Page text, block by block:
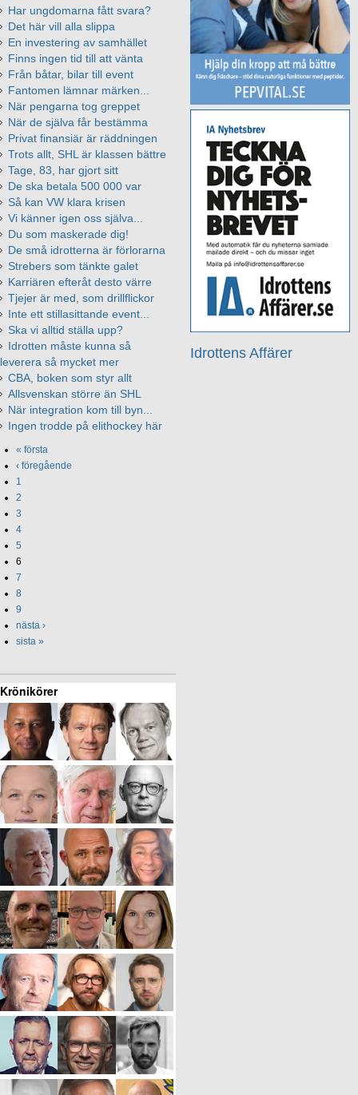
Idrottens Affärer
Har ungdomarna fått svara?
Det här vill alla slippa
En investering av samhället
Finns ingen tid till att vänta
Från båtar, bilar till event
Fantomen lämnar märken...
När pengarna tog greppet
När de själva får bestämma
Privat finansiär är räddningen
Trots allt, SHL är klassen bättre
Tage, 83, har gjort sitt
De ska betala 500 000 var
Så kan VW klara krisen
Vi känner igen oss själva...
Du som maskerade dig!
De små idrotterna är förlorarna
Strebers som tänkte galet
Karriären efteråt desto värre
Tjejer är med, som drillflickor
Inte ett stillasittande event...
Ska vi alltid ställa upp?
Idrotten måste kunna så
leverera så mycket mer
CBA, boken som styr allt
Allsvenskan större än SHL
När integration kom till byn...
Ingen trodde på elithockey här
« första
‹ föregående
1
2
3
4
5
6
7
8
9
nästa ›
sista »
Krönikörer